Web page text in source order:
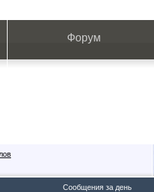
Форум
Сообщения за день